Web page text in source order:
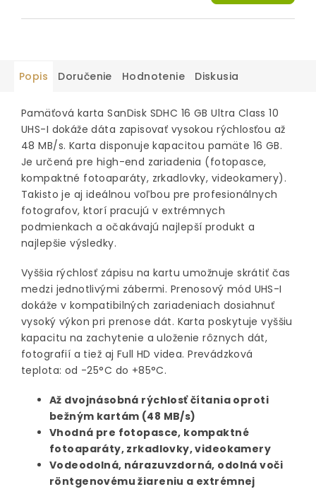
Popis Doručenie Hodnotenie Diskusia
Pamäťová karta SanDisk SDHC 16 GB Ultra Class 10
UHS-I dokáže dáta zapisovať vysokou rýchlosťou až
48 MB/s. Karta disponuje kapacitou pamäte 16 GB.
Je určená pre high-end zariadenia (fotopasce,
kompaktné fotoaparáty, zrkadlovky, videokamery).
Takisto je aj ideálnou voľbou pre profesionálnych
fotografov, ktorí pracujú v extrémnych
podmienkach a očakávajú najlepší produkt a
najlepšie výsledky.
Vyššia rýchlosť zápisu na kartu umožnuje skrátiť čas
medzi jednotlivými zábermi. Prenosový mód UHS-I
dokáže v kompatibilných zariadeniach dosiahnuť
vysoký výkon pri prenose dát. Karta poskytuje vyššiu
kapacitu na zachytenie a uloženie rôznych dát,
fotografií a tiež aj Full HD videa. Prevádzková
teplota: od -25°C do +85°C.
Až dvojnásobná rýchlosť čítania oproti
bežným kartám (48 MB/s)
Vhodná pre fotopasce, kompaktné
fotoaparáty, zrkadlovky, videokamery
Vodeodolná, nárazuvzdorná, odolná voči
röntgenovému žiareniu a extrémnej